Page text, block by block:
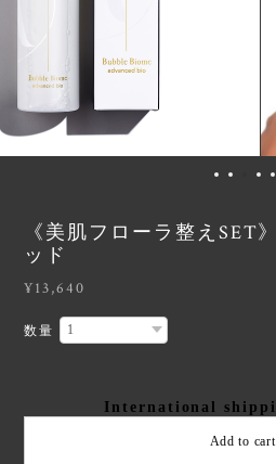
《美肌フローラ整えSET
ッド
¥13,640
数量
International
Add to cart